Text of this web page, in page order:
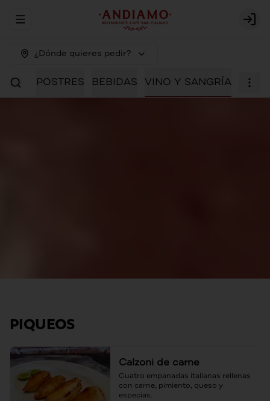
Abrir menu de navegación
¿Dónde quieres pedir?
POSTRES BEBIDAS VINO Y SANGRÍA
PIQUEOS
Calzoni de carne
Cuatro empanadas italianas rellenas
con carne, pimiento, queso y
especias.